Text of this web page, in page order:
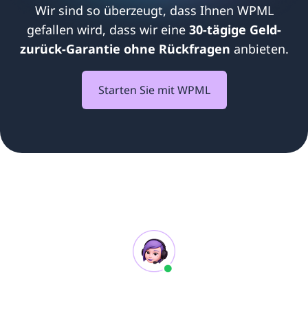
Wir sind so überzeugt, dass Ihnen WPML
gefallen wird, dass wir eine 30-tägige Geld-
zurück-Garantie ohne Rückfragen anbieten.
Starten Sie mit WPML